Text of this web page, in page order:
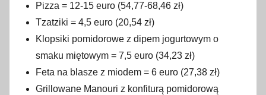
Pizza = 12-15 euro (54,77-68,46 zł)
Tzatziki = 4,5 euro (20,54 zł)
Klopsiki pomidorowe z dipem jogurtowym o
smaku miętowym = 7,5 euro (34,23 zł)
Feta na blasze z miodem = 6 euro (27,38 zł)
Grillowane Manouri z konfiturą pomidorową